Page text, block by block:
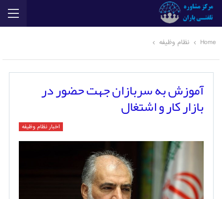
Home نظام وظیفه
آموزش به سربازان جهت حضور در
بازار کار و اشتغال
اخبار نظام وظیفه